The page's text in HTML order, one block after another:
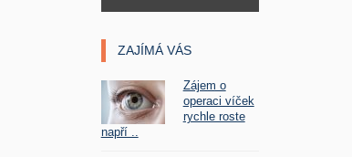
ZAJÍMÁ VÁS
Zájem o
operaci víček
rychle roste
napří ..